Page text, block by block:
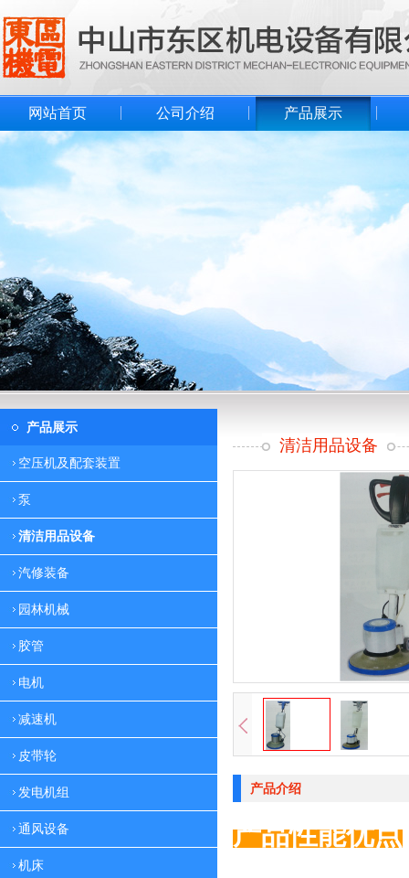
网站首页 公司介绍 产品展示
产品展示
空压机及配套装置
泵
清洁用品设备
汽修装备
园林机械
胶管
电机
减速机
皮带轮
发电机组
通风设备
机床
清洁用品设备
产品介绍
产品性能优点